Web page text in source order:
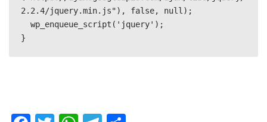
2.2.4/jquery.min.js"), false, null);
}